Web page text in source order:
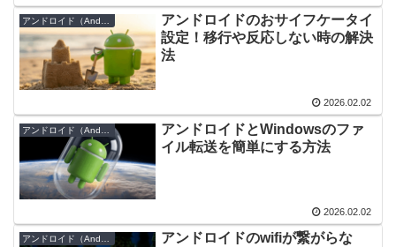
アンドロイドのおサイフケータイ
設定！移行や反応しない時の解決
法
2026.02.02
アンドロイドとWindowsのファ
イル転送を簡単にする方法
2026.02.02
アンドロイド（Android）
アンドロイドのwifiが繋がらな